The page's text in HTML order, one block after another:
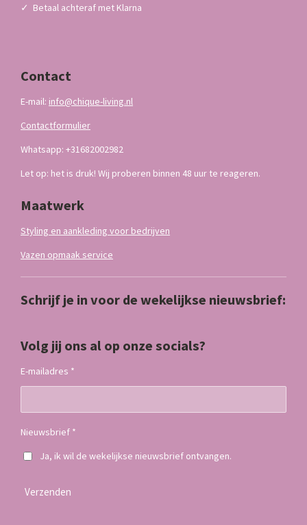
✓ Betaal achteraf met Klarna
Contact
E-mail: info@chique-living.nl
Contactformulier
Whatsapp: +31682002982
Let op: het is druk! Wij proberen binnen 48 uur te reageren.
Maatwerk
Styling en aankleding voor bedrijven
Vazen opmaak service
Schrijf je in voor de wekelijkse nieuwsbrief:
Volg jij ons al op onze socials?
E-mailadres *
Nieuwsbrief *
Ja, ik wil de wekelijkse nieuwsbrief ontvangen.
Verzenden